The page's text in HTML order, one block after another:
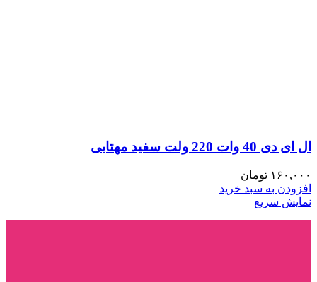
ال ای دی 40 وات 220 ولت سفید مهتابی
۱۶۰,۰۰۰ تومان
افزودن به سبد خرید
نمایش سریع